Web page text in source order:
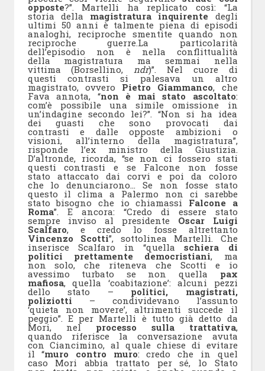
opposte?”. Martelli ha replicato così: “La
storia della magistratura inquirente degli
ultimi 50 anni è talmente piena di episodi
analoghi, reciproche smentite quando non
reciproche guerre.La particolarità
dell’episodio non è nella conflittualità
della magistratura ma semmai nella
vittima (Borsellino, ndr)”. Nel cuore di
questi contrasti si palesava un altro
magistrato, ovvero Pietro Giammanco, che
Fava annota, “non è mai stato ascoltato:
com’è possibile una simile omissione in
un’indagine secondo lei?”. “Non si ha idea
dei guasti che sono provocati dai
contrasti e dalle opposte ambizioni o
visioni, all’interno della magistratura”,
risponde l’ex ministro della Giustizia.
D’altronde, ricorda, “se non ci fossero stati
questi contrasti e se Falcone non fosse
stato attaccato dai corvi e poi da coloro
che lo denunciarono… Se non fosse stato
questo il clima a Palermo non ci sarebbe
stato bisogno che io chiamassi Falcone a
Roma”. E ancora: “Credo di essere stato
sempre inviso al presidente Oscar Luigi
Scalfaro, e credo lo fosse altrettanto
Vincenzo Scotti”, sottolinea Martelli. Che
inserisce Scalfaro in “quellaschiera di
politici prettamente democristiani, ma
non solo, che riteneva che Scotti e io
avessimo turbato se non quella pax
mafiosa, quella ‘coabitazione’: alcuni pezzi
dello stato – politici, magistrati,
poliziotti – condividevano l’assunto
‘quieta non movere’, altrimenti succede il
peggio”. E per Martelli è tutto già detto da
Mori, nel processo sulla trattativa,
quando riferisce la conversazione avuta
con Ciancimino, al quale chiese di evitare
il “muro contro muro: credo che in quel
caso Mori abbia trattato per sé, lo Stato